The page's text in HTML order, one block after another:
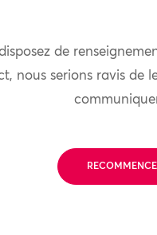
de
nous serions ravis de